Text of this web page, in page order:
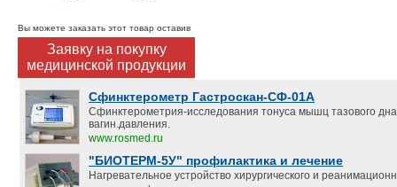
Вы можете заказать этот товар оставив
Заявку на покупку
медицинской продукции
Сфинктерометр Гастроскан-СФ-01А
Сфинктерометрия-исследования тонуса мышц тазового
вагин.давления.
www.rosmed.ru
"БИОТЕРМ-5У" профилактика и лечение
Нагревательное устройство хирургического и